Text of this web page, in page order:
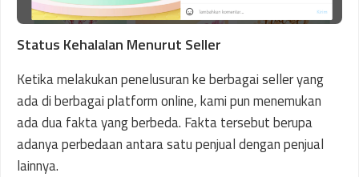
Status Kehalalan Menurut Seller
Ketika melakukan penelusuran ke berbagai seller yang
ada di berbagai platform online, kami pun menemukan
ada dua fakta yang berbeda. Fakta tersebut berupa
adanya perbedaan antara satu penjual dengan penjual
lainnya.